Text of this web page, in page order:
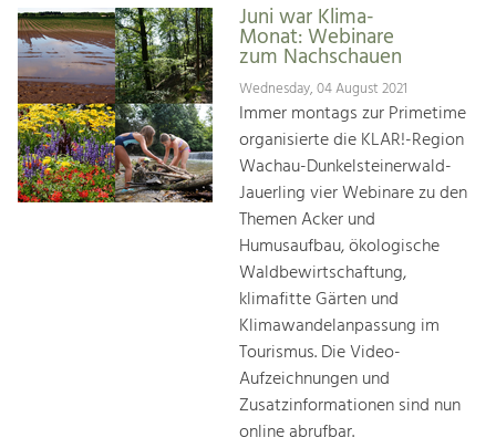
Juni war Klima-
Monat: Webinare
zum Nachschauen
Wednesday, 04 August 2021
Immer montags zur Primetime
organisierte die KLAR!-Region
Wachau-Dunkelsteinerwald-
Jauerling vier Webinare zu den
Themen Acker und
Humusaufbau, ökologische
Waldbewirtschaftung,
klimafitte Gärten und
Klimawandelanpassung im
Tourismus. Die Video-
Aufzeichnungen und
Zusatzinformationen sind nun
online abrufbar.